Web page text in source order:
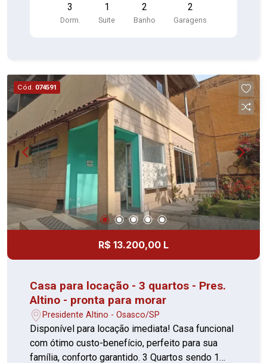
3
Dorm.
1
Suite
2
Banho
2
Garagens
Cód. 074591
R$ 13.200,00 L
Casa para locação - 3 quartos - Pres.
Altino - pronta para morar
Presidente Altino - Osasco/SP
Disponível para locação imediata! Casa funcional
com ótimo custo-benefício, perfeito para sua
família, conforto garantido. 3 Quartos sendo 1